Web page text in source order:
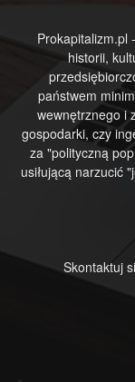
Prokapitalizm.pl
historii,
państwem
wewnętrznego i
gospodarki, czy
za "polityczną
usiłującą narzucić
Skontaktuj